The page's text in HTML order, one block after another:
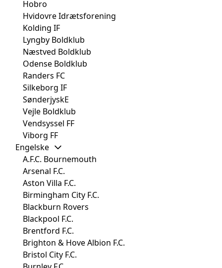
Hobro
Hvidovre Idrætsforening
Kolding IF
Lyngby Boldklub
Næstved Boldklub
Odense Boldklub
Randers FC
Silkeborg IF
SønderjyskE
Vejle Boldklub
Vendsyssel FF
Viborg FF
Engelske
A.F.C. Bournemouth
Arsenal F.C.
Aston Villa F.C.
Birmingham City F.C.
Blackburn Rovers
Blackpool F.C.
Brentford F.C.
Brighton & Hove Albion F.C.
Bristol City F.C.